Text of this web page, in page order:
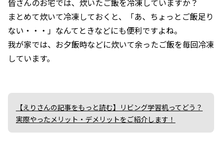
皆さんのお宅では、炊いたご飯を冷凍していますか？
まとめて炊いて冷凍しておくと、「あ、ちょっとご飯足り
ない・・・」なんてときなどにも便利ですよね。
我が家では、お夕飯時などに炊いて余ったご飯を毎回冷凍
しています。
【えりさんの記事をもっと読む】リビング学習机ってどう？
実際やったメリット・デメリットをご紹介します！